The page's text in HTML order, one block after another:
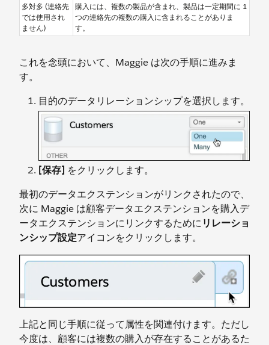
多対多 (連絡先
では使用され
ません)
購入には、複数の製品が含まれ、製品は一定期間に 1
つの連絡先の複数の購入に含まれることがありま
す。
これを念頭において、Maggie は次の手順に進みま
す。
目的のデータリレーションシップを選択します。
[保存] をクリックします。
最初のデータエクステンションがリンクされたので、
次に Maggie は顧客データエクステンションを購入デ
ータエクステンションにリンクするためにリレーショ
ンシップ設定アイコンをクリックします。
上記と同じ手順に従って属性を関連付けます。ただし
今度は、顧客には複数の購入が存在することがあるた